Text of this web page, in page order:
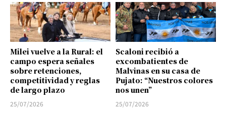
Milei vuelve a la Rural: el
campo espera señales
sobre retenciones,
competitividad y reglas
de largo plazo
25/07/2026
Scaloni recibió a
excombatientes de
Malvinas en su casa de
Pujato: “Nuestros colores
nos unen”
25/07/2026